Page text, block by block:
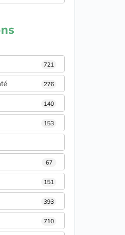
721
276
140
153
67
151
393
710